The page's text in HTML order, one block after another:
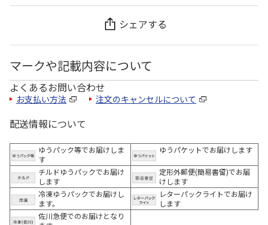
シェアする
マークや記載内容について
よくあるお問い合わせ
お支払い方法 注文のキャンセルについて
配送情報について
ゆうパック等でお届けしま
す
ゆうパケットでお届けします
チルドゆうパックでお届け
します
定形外郵便(簡易書留)でお届
けします
冷凍ゆうパックでお届けし
ます。
レターパックライトでお届け
します
佐川急便でのお届けとなり